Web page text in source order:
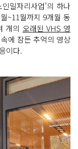
일자리사업’의 하나
~11월까지 9개월 동
개의 오래된 VHS 영
에 잠든 추억의 영상
이다.